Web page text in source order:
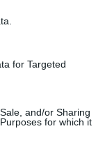
for Targeted
and/or Sharing
for which it